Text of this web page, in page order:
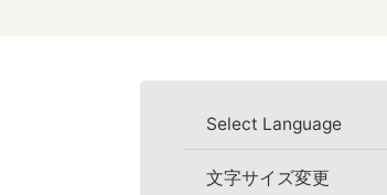
Select Language
文字サイズ変更